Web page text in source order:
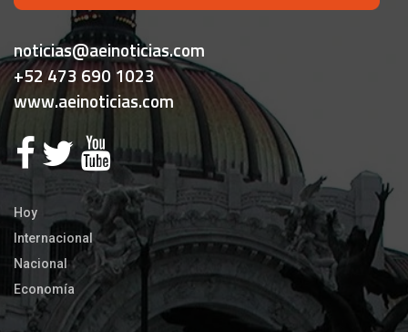
noticias@aeinoticias.com
+52 473 690 1023
www.aeinoticias.com
Hoy
Internacional
Nacional
Economía